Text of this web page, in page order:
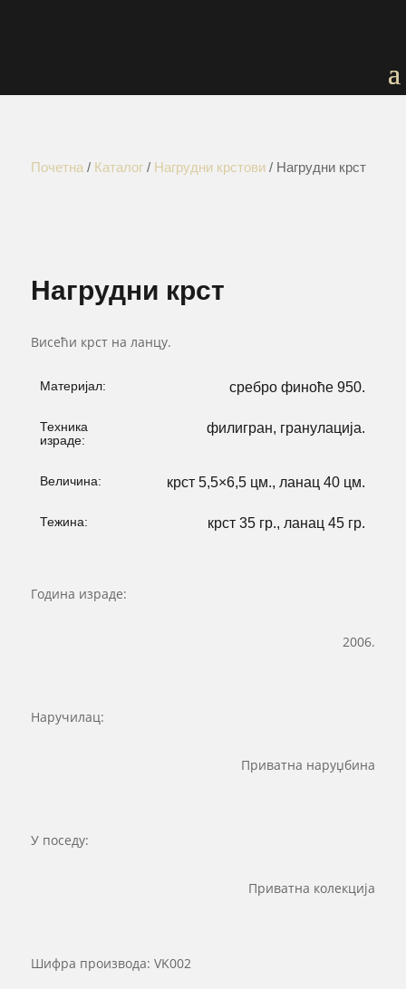
Почетна / Каталог/ Нагрудни крстови/ Нагрудни крст
Нагрудни крст
Висећи крст на ланцу.
Материјал: сребро финоће 950.
Техника
израде:
филигран, гранулација.
Величина: крст 5,5×6,5 цм., ланац 40 цм.
Тежина: крст 35 гр., ланац 45 гр.
Година израде:
2006.
Наручилац:
Приватна наруџбина
У поседу:
Приватна колекција
Шифра производа: VK002